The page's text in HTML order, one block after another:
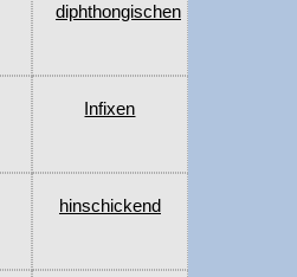
diphthongischen
Infixen
hinschickend